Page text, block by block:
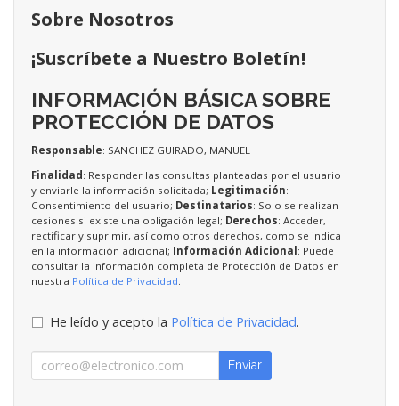
Sobre Nosotros
¡Suscríbete a Nuestro Boletín!
INFORMACIÓN BÁSICA SOBRE
PROTECCIÓN DE DATOS
Responsable: SANCHEZ GUIRADO, MANUEL
Finalidad: Responder las consultas planteadas por el usuario
y enviarle la información solicitada; Legitimación:
Consentimiento del usuario; Destinatarios: Solo se realizan
cesiones si existe una obligación legal; Derechos: Acceder,
rectificar y suprimir, así como otros derechos, como se indica
en la información adicional; Información Adicional: Puede
consultar la información completa de Protección de Datos en
nuestra Política de Privacidad
He leído y acepto la Política de Privacidad.
Enviar